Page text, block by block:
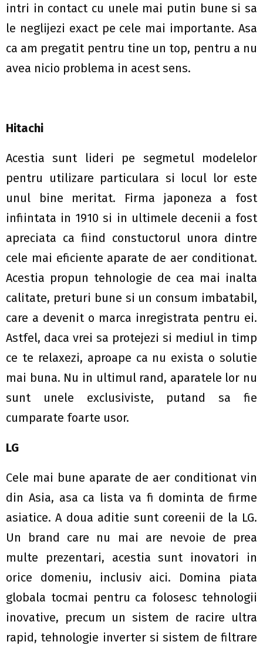
intri in contact cu unele mai putin bune si sa
le neglijezi exact pe cele mai importante. Asa
ca am pregatit pentru tine un top, pentru a nu
avea nicio problema in acest sens.
Hitachi
Acestia sunt lideri pe segmetul modelelor
pentru utilizare particulara si locul lor este
unul bine meritat. Firma japoneza a fost
infiintata in 1910 si in ultimele decenii a fost
apreciata ca fiind constuctorul unora dintre
cele mai eficiente aparate de aer conditionat.
Acestia propun tehnologie de cea mai inalta
calitate, preturi bune si un consum imbatabil,
care a devenit o marca inregistrata pentru ei.
Astfel, daca vrei sa protejezi si mediul in timp
ce te relaxezi, aproape ca nu exista o solutie
mai buna. Nu in ultimul rand, aparatele lor nu
sunt unele exclusiviste, putand sa fie
cumparate foarte usor.
LG
Cele mai bune aparate de aer conditionat vin
din Asia, asa ca lista va fi dominta de firme
asiatice. A doua aditie sunt coreenii de la LG.
Un brand care nu mai are nevoie de prea
multe prezentari, acestia sunt inovatori in
orice domeniu, inclusiv aici. Domina piata
globala tocmai pentru ca folosesc tehnologii
inovative, precum un sistem de racire ultra
rapid, tehnologie inverter si sistem de filtrare